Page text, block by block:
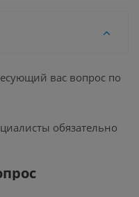
вас вопрос по
обязательно